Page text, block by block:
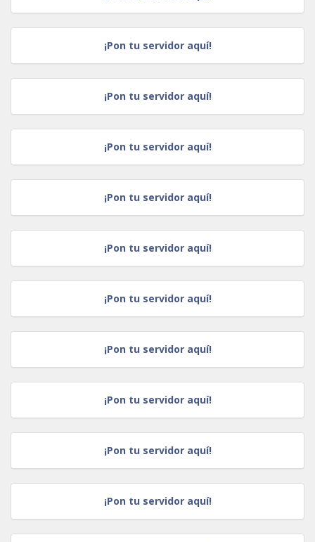
¡Pon tu servidor aquí!
¡Pon tu servidor aquí!
¡Pon tu servidor aquí!
¡Pon tu servidor aquí!
¡Pon tu servidor aquí!
¡Pon tu servidor aquí!
¡Pon tu servidor aquí!
¡Pon tu servidor aquí!
¡Pon tu servidor aquí!
¡Pon tu servidor aquí!